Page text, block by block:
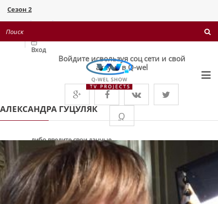
Сезон 2
Поверніть мені красу 1+1
×
Вход
Войдите исвользуя соц сети и свой
акаунт в Q-wel
Q
либо введите свои данные
Запомнить меня
ВХІД
АЛЕКСАНДРА ГУЦУЛЯК